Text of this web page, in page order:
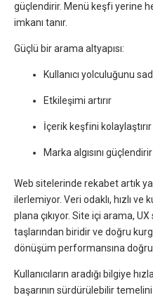
güçlendirir. Menü keşfi yerine
imkanı tanır.
Güçlü bir arama altyapısı:
Kullanıcı yolculuğunu
Etkileşimi artırır
İçerik keşfini kolaylaştırır
Marka algısını güçlendirir
Web sitelerinde rekabet artık
ilerlemiyor. Veri odaklı, hızlı ve
plana çıkıyor. Site içi arama,
taşlarından biridir ve doğru
dönüşüm performansına
Kullanıcıların aradığı bilgiye
başarının sürdürülebilir